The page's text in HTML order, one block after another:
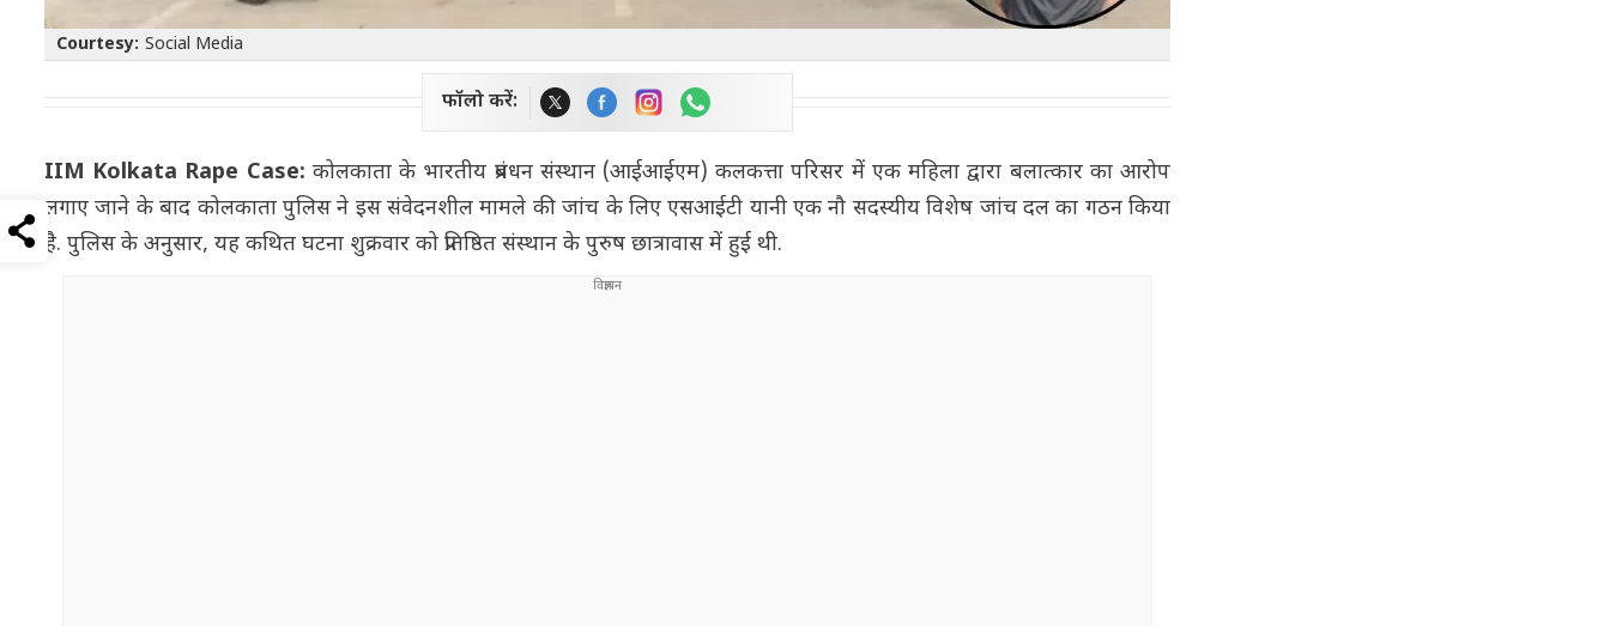
Courtesy: Social Media
फॉलो करें:
IIM Kolkata Rape Case: कोलकाता के भारतीय प्रबंधन संस्थान (आईआईएम) कलकत्ता परिसर में एक महिला द्वारा बलात्कार का आरोप
लगाए जाने के बाद कोलकाता पुलिस ने इस संवेदनशील मामले की जांच के लिए एसआईटी यानी एक नौ सदस्यीय विशेष जांच दल का गठन किया
है. पुलिस के अनुसार, यह कथित घटना शुक्रवार को प्रतिष्ठित संस्थान के पुरुष छात्रावास में हुई थी.